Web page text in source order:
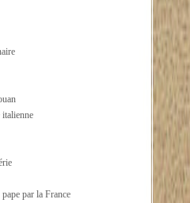
par la France